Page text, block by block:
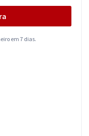
em 7 dias.